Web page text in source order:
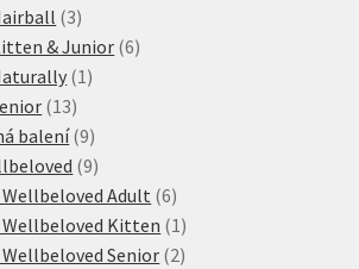
produktů
33
produkty
& Junior 66
1 1
1313
produktů
balení 99
produktů
99
produktů
Adult 66
produktů
Wellbeloved Kitten 1 1
produkt
Senior 22